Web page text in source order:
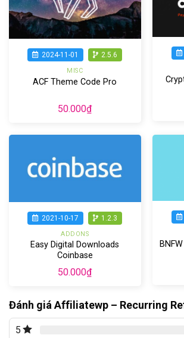
2024-11-01 2.5.6
MISC
ACF Theme Code Pro
50.000₫
2021-10-17 1.2.3
ADDONS
Easy Digital Downloads
Coinbase
50.000₫
Đánh giá Affiliatewp – Recurring
5